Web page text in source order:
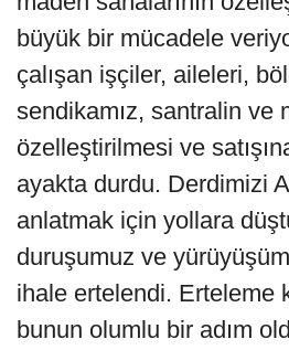
büyük bir mücadele
çalışan işçiler, aileleri,
sendikamız, santralin ve
özelleştirilmesi ve
ayakta durdu. Derdimizi
anlatmak için yollara
duruşumuz ve
ihale ertelendi. Erteleme
bunun olumlu bir adım